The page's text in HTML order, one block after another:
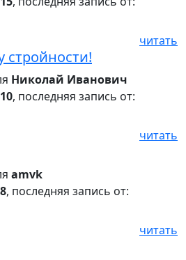
читать
стройности!
Николай Иванович
, последняя запись от:
читать
amvk
, последняя запись от:
читать